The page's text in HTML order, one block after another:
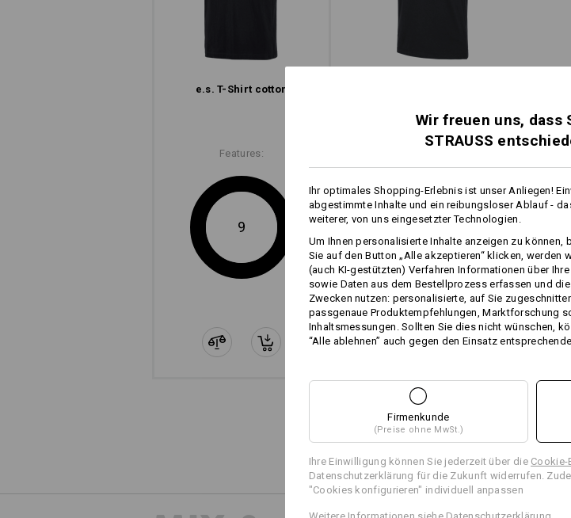
Bitte
Reine
e.s. T-Shirt cotton
Korpus und längere
e.s. T-Shirt cotton
Features:
9 8
+4 weitere Features
Alle Details
Wir freuen uns, dass
STRAUSS
Ihr optimales Shopping-Erlebnis ist unser Anliegen!
abgestimmte Inhalte und ein reibungsloser Ablauf -
weiterer, von uns eingesetzter Technologien.
Um Ihnen personalisierte Inhalte anzeigen zu können,
Sie auf den Button „Alle akzeptieren“ klicken, werden
(auch KI-gestützten) Verfahren Informationen über
sowie Daten aus dem Bestellprozess erfassen und
Zwecken nutzen: personalisierte, auf Sie
passgenaue Produktempfehlungen, Marktforschung
Inhaltsmessungen. Sollten Sie dies nicht wünschen,
“Alle ablehnen” auch gegen den Einsatz
Firmenkunde
(Preise ohne MwSt.)
Ihre Einwilligung können Sie jederzeit über die Cookie-
Datenschutzerklärung für die Zukunft widerrufen.
"Cookies konfigurieren" individuell anpassen
Weitere Informationen siehe Datenschutzerklärung